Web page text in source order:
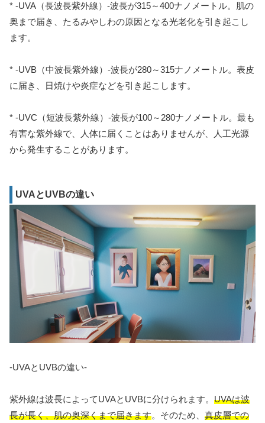
* -UVA（長波長紫外線）-波長が315～400ナノメートル。肌の
奥まで届き、たるみやしわの原因となる光老化を引き起こし
ます。
* -UVB（中波長紫外線）-波長が280～315ナノメートル。表皮
に届き、日焼けや炎症などを引き起こします。
* -UVC（短波長紫外線）-波長が100～280ナノメートル。最も
有害な紫外線で、人体に届くことはありませんが、人工光源
から発生することがあります。
UVAとUVBの違い
-UVAとUVBの違い-
紫外線は波長によってUVAとUVBに分けられます。 UVAは波
長が長く、肌の奥深くまで届きます。そのため、 真皮層での